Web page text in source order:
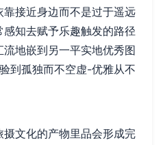
接近身边而不是过于遥远
知去赋予乐趣触发的路径
地嵌到另一平实地优秀图
到孤独而不空虚-优雅从不
文化的产物里品会形成完